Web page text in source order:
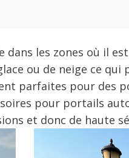
les zones où il
ou de neige ce
parfaites pour des
pour portails
et donc de haute